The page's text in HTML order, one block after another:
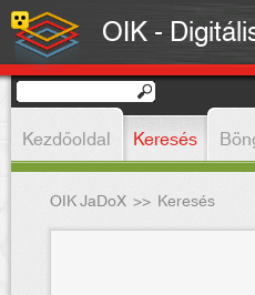
OIK -
Kezdőoldal Keresés
OIK JaDoX >> Keresés